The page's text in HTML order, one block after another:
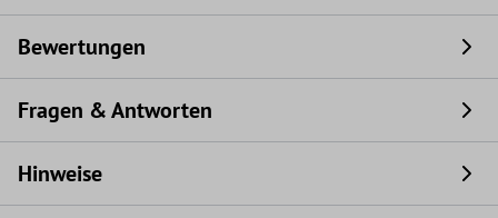
Bewertungen
Fragen & Antworten
Hinweise